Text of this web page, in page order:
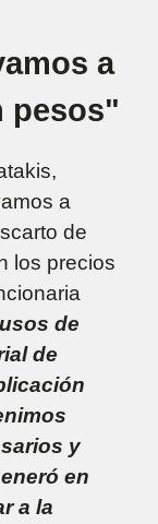
a
pesos"
a
de
los precios
de
de
y
en
a la